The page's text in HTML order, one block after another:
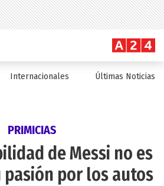
Internacionales Últimas Noticias
PRIMICIAS
de Messi no es
por los autos